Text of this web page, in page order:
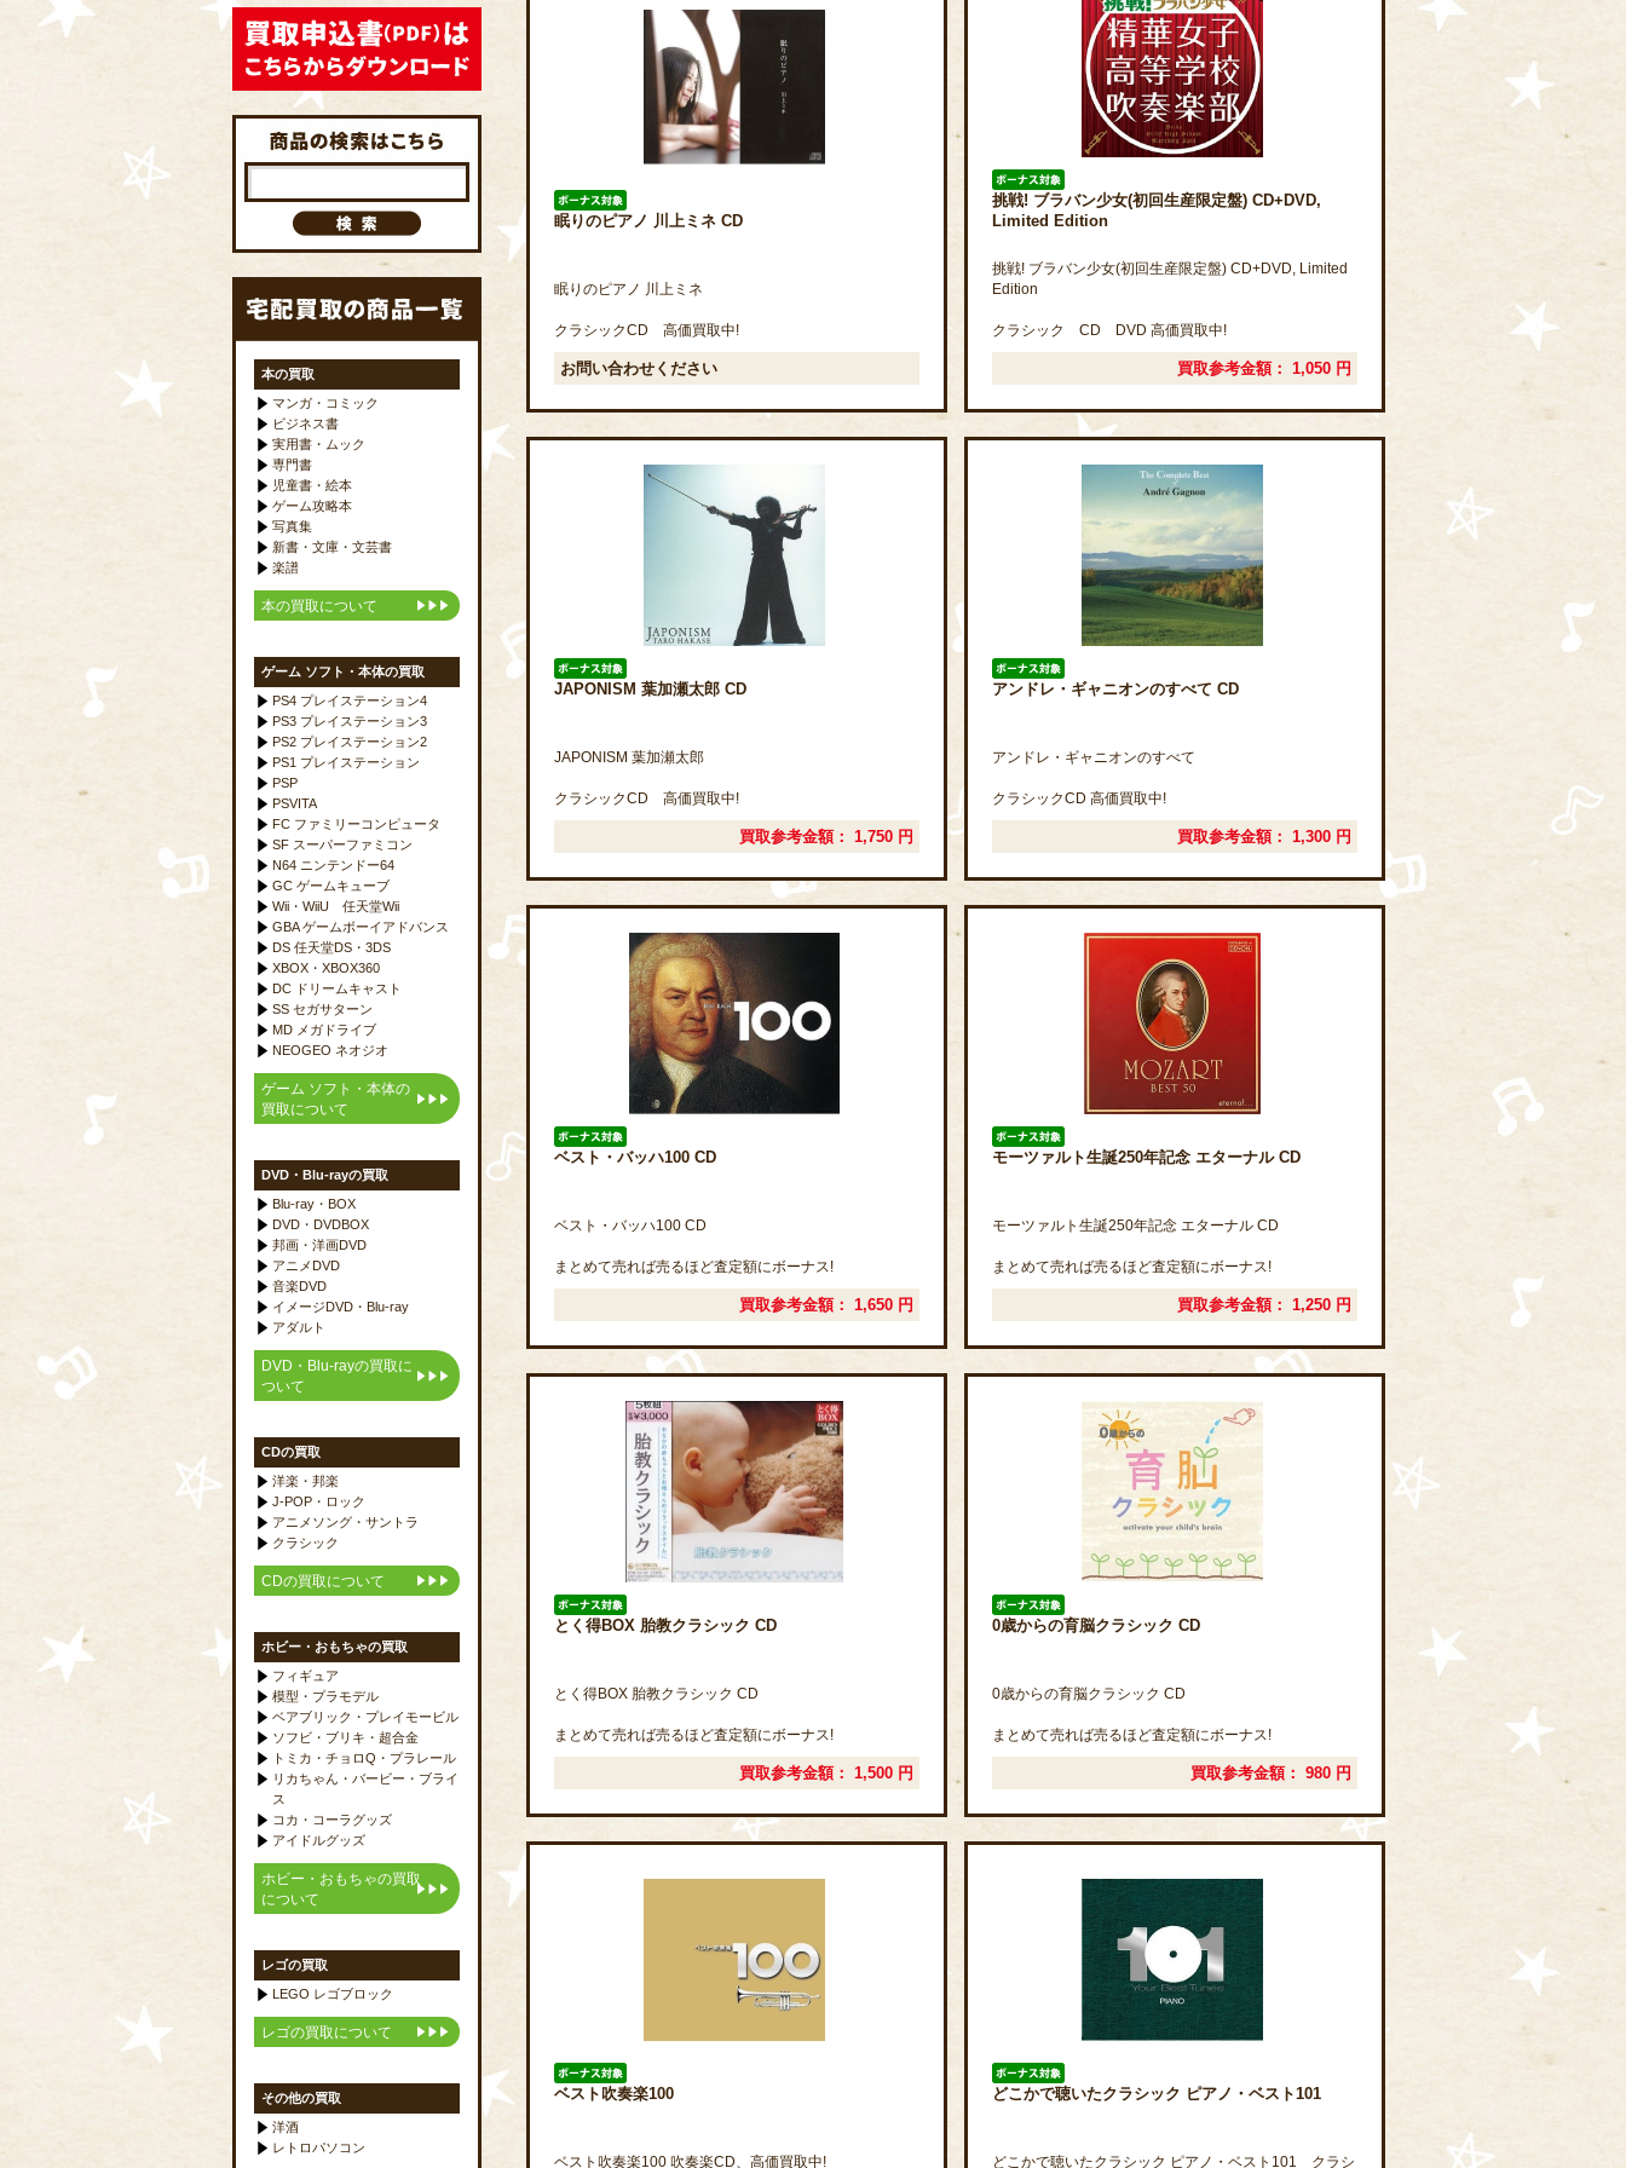
本の買取
マンガ・コミック
ビジネス書
実用書・ムック
専門書
児童書・絵本
ゲーム攻略本
写真集
新書・文庫・文芸書
楽譜
本の買取について
ゲーム ソフト・本体の買取
PS4 プレイステーション4
PS3 プレイステーション3
PS2 プレイステーション2
PS1 プレイステーション
PSP
PSVITA
FC ファミリーコンピュータ
SF スーパーファミコン
N64 ニンテンドー64
GC ゲームキューブ
Wii・WiiU 任天堂Wii
GBA ゲームボーイアドバンス
DS 任天堂DS・3DS
XBOX・XBOX360
DC ドリームキャスト
SS セガサターン
MD メガドライブ
NEOGEO ネオジオ
ゲーム ソフト・本体の
買取について
DVD・Blu-rayの買取
Blu-ray・BOX
DVD・DVDBOX
邦画・洋画DVD
アニメDVD
音楽DVD
イメージDVD・Blu-ray
アダルト
DVD・Blu-rayの買取に
ついて
CDの買取
洋楽・邦楽
J-POP・ロック
アニメソング・サントラ
クラシック
CDの買取について
ホビー・おもちゃの買取
フィギュア
模型・プラモデル
ベアブリック・プレイモービル
ソフビ・ブリキ・超合金
トミカ・チョロQ・プラレール
リカちゃん・バービー・ブライ
ス
コカ・コーラグッズ
アイドルグッズ
ホビー・おもちゃの買取
について
レゴの買取
LEGO レゴブロック
レゴの買取について
その他の買取
洋酒
レトロパソコン
挑戦! ブラバン少女(初回生産限定盤) CD+DVD,
Limited Edition
挑戦! ブラバン少女(初回生産限定盤) CD+DVD, Limited
Edition
クラシック CD DVD 高価買取中!
買取参考金額： 1,050 円
眠りのピアノ 川上ミネ CD
眠りのピアノ 川上ミネ
クラシックCD 高価買取中!
お問い合わせください
JAPONISM 葉加瀬太郎 CD
JAPONISM 葉加瀬太郎
クラシックCD 高価買取中!
買取参考金額： 1,750 円
アンドレ・ギャニオンのすべて CD
アンドレ・ギャニオンのすべて
クラシックCD 高価買取中!
買取参考金額： 1,300 円
ベスト・バッハ100 CD
ベスト・バッハ100 CD
まとめて売れば売るほど査定額にボーナス!
買取参考金額： 1,650 円
モーツァルト生誕250年記念 エターナル CD
モーツァルト生誕250年記念 エターナル CD
まとめて売れば売るほど査定額にボーナス!
買取参考金額： 1,250 円
とく得BOX 胎教クラシック CD
とく得BOX 胎教クラシック CD
まとめて売れば売るほど査定額にボーナス!
買取参考金額： 1,500 円
0歳からの育脳クラシック CD
0歳からの育脳クラシック CD
まとめて売れば売るほど査定額にボーナス!
買取参考金額： 980 円
ベスト吹奏楽100
ベスト吹奏楽100 吹奏楽CD、高価買取中!
どこかで聴いたクラシック ピアノ・ベスト101
どこかで聴いたクラシック ピアノ・ベスト101 クラシ